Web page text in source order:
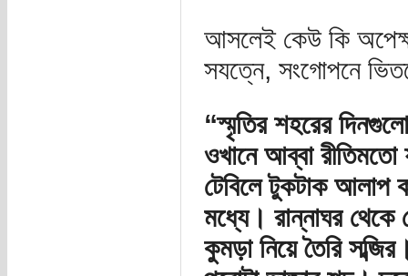
আসলেই কেউ কি
সযত্নে, সংগোপনে
“স্মৃতির শহরের
ওখানে আব্বা
টেবিলে টুকটাক আলাপ
মধ্যে। রান্নাঘর থেকে
কুমড়া নিয়ে তৈরি